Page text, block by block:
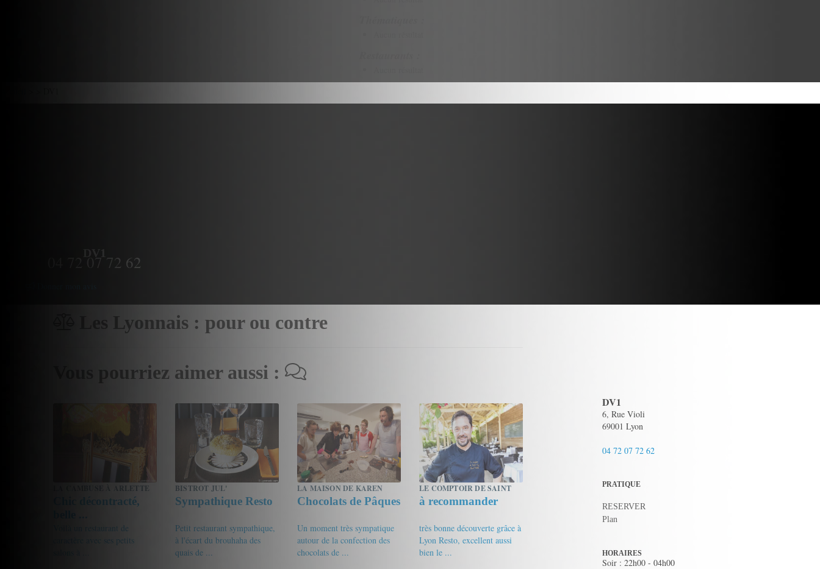
04 72 07 72 62
Les Lyonnais : pour ou contre
Vous pourriez aimer aussi :
LA CAMBUSE À ARLETTE
Chic décontracté,
Voilà un restaurant de
caractère avec ses petits
BISTROT JUL'
Sympathique Resto
Petit restaurant sympathique,
à l'écart du brouhaha des
quais de ...
LA MAISON DE KAREN
CHOCOLAT
Chocolats de Pâques
Un moment très sympatique
autour de la confection des
chocolats de ...
LE COMPTOIR DE SAINT
CYR (ST CYR)
à recommander
très bonne découverte grâce à
Lyon Resto, excellent aussi
bien le ...
DV1
6, Rue Violi
69001 Lyon
04 72 07 72 62
PRATIQUE
RESERVER
Plan
HORAIRES
Soir : 22h00 - 04h00